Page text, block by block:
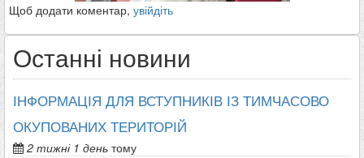
Щоб додати коментар, увійдіть
Останні новини
ІНФОРМАЦІЯ ДЛЯ ВСТУПНИКІВ ІЗ ТИМЧАСОВО
ОКУПОВАНИХ ТЕРИТОРІЙ
2 тижні 1 день тому